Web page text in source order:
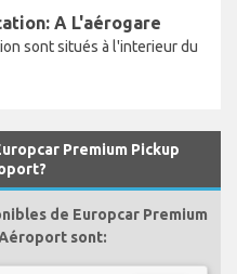
A L'aérogare
sont situés à l'interieur du
Premium Pickup
de Europcar Premium
sont: